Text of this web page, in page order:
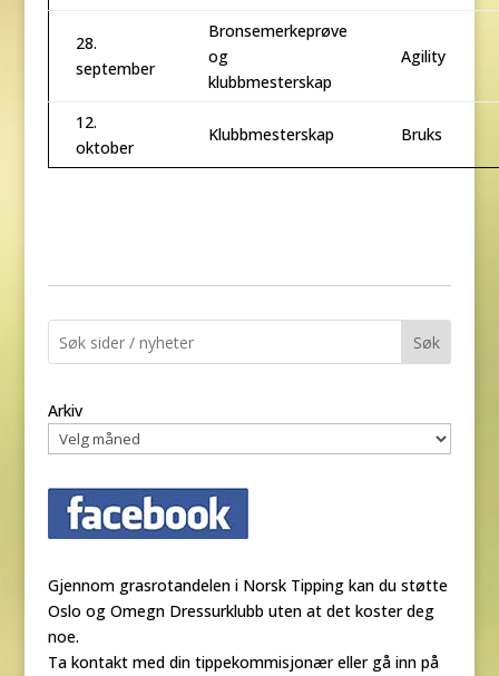
28.
september
Bronsemerkeprøve
og
klubbmesterskap
Agility
12.
oktober
Klubbmesterskap Bruks
Søk
Arkiv
Gjennom grasrotandelen i Norsk Tipping kan du støtte
Oslo og Omegn Dressurklubb uten at det koster deg
noe.
Ta kontakt med din tippekommisjonær eller gå inn på